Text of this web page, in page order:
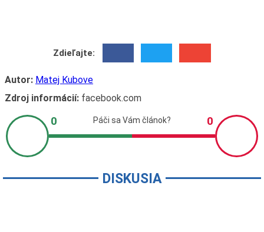
Zdieľajte:
Autor: Matej Kubove
Zdroj informácií:facebook.com
DISKUSIA